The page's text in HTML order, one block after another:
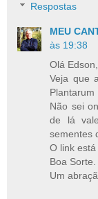
Respostas
MEU
às 19:38
Olá
Veja que
Plantarum
Não sei
de lá
sementes
O link
Boa Sorte.
Um